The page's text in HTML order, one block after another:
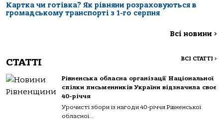
Картка чи готівка? Як рівняни розраховуються в
громадському транспорті з 1-го серпня
Всі новини >
СТАТТІ ВСІ СТАТТІ >
Рівненська обласна організації Національної
спілки письменників України відзначила своє
40-річчя
Урочисті збори із нагоди 40-річчя Рівненської
обласної...